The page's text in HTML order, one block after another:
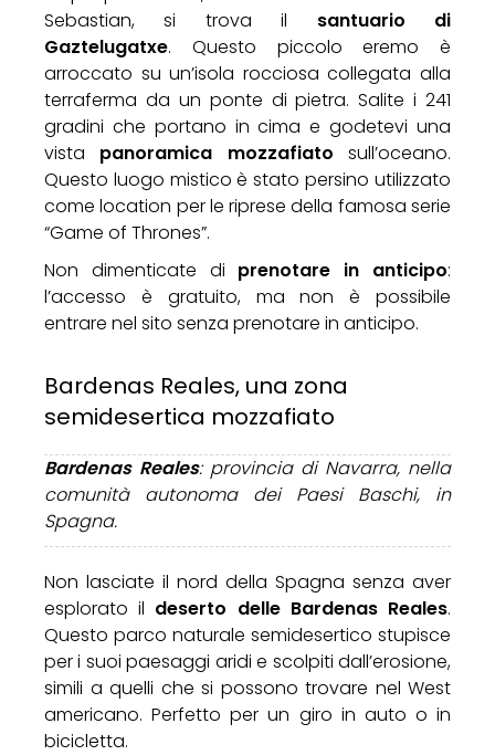
Sebastian, si trova il santuario di
Gaztelugatxe. Questo piccolo eremo è
arroccato su un’isola rocciosa collegata alla
terraferma da un ponte di pietra. Salite i 241
gradini che portano in cima e godetevi una
vista panoramica mozzafiato sull’oceano.
Questo luogo mistico è stato persino utilizzato
come location per le riprese della famosa serie
“Game of Thrones”.
Non dimenticate di prenotare in anticipo:
l’accesso è gratuito, ma non è possibile
entrare nel sito senza prenotare in anticipo.
Bardenas Reales, una zona
semidesertica mozzafiato
Bardenas Reales: provincia di Navarra, nella
comunità autonoma dei Paesi Baschi, in
Spagna.
Non lasciate il nord della Spagna senza aver
esplorato il deserto delle Bardenas Reales.
Questo parco naturale semidesertico stupisce
per i suoi paesaggi aridi e scolpiti dall’erosione,
simili a quelli che si possono trovare nel West
americano. Perfetto per un giro in auto o in
bicicletta.